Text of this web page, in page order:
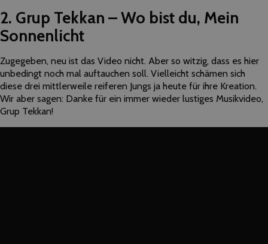
2. Grup Tekkan – Wo bist du, Mein
Sonnenlicht
Zugegeben, neu ist das Video nicht. Aber so witzig, dass es hier
unbedingt noch mal auftauchen soll. Vielleicht schämen sich
diese drei mittlerweile reiferen Jungs ja heute für ihre Kreation.
Wir aber sagen: Danke für ein immer wieder lustiges Musikvideo,
Grup Tekkan!